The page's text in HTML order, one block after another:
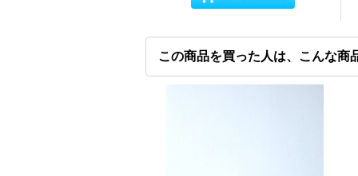
この商品を買った人は、こんな商